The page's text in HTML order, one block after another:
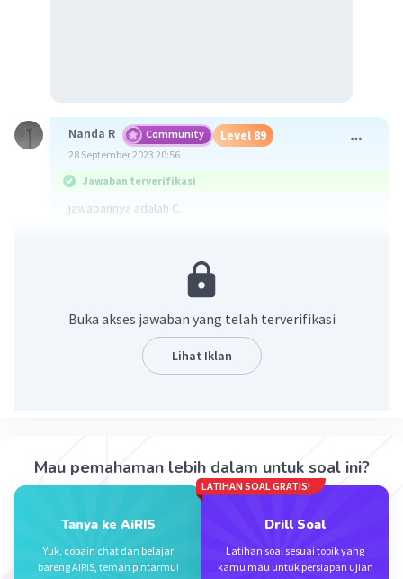
Nanda R Community Level 89
28 September 2023 20:56
Jawaban terverifikasi
jawabannya adalah C.
idealis dalan menggambarkan tokoh utama".
Iklan
Community Level 73
C. penggambaran tokoh utama yang terlalu ideal
terlalu ingin menggambarkan tokoh utama (Delisa)
sebagai sosok yang sempurna. Ini menunjukkan bahwa
penggambaran tokoh utama yang terlalu ideal adalah
Buka akses jawaban yang telah terverifikasi
Lihat Iklan
Mau pemahaman lebih dalam untuk soal ini?
Tanya ke AiRIS
Yuk, cobain chat dan belajar
bareng AiRIS, teman pintarmu!
LATIHAN SOAL GRATIS!
Drill Soal
Latihan soal sesuai topik yang
kamu mau untuk persiapan ujian